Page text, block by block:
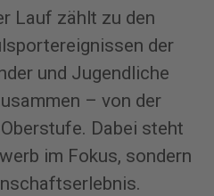
Lauf zählt zu den
der
und Jugendliche
– von der
Dabei steht
im Fokus, sondern